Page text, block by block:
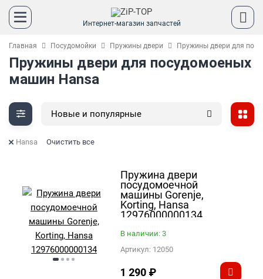
Интернет-магазин запчастей
Главная Посудомойки Пружины двери Пружины двери для
Пружины двери для посудомоеных
машин Hansa
Новые и популярные
Hansa Очистить все
Пружина двери
посудомоечной
машины Gorenje,
Korting, Hansa
12976000000134
В наличии: 3
Артикул: 12050
1 290 ₽